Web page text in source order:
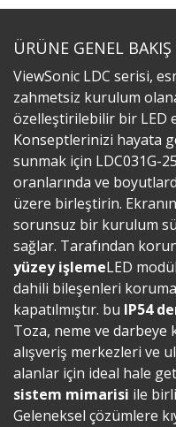
ÜRÜNE GENEL BAKIŞ
ViewSonic LDC serisi,
zahmetsiz kurulum
özelleştirilebilir bir LED
Konseptlerinizi hayata
sunmak için LDC031G-
oranlarında ve
üzere birleştirin.
sorunsuz bir kurulum
sağlar. Tarafından
yüzey işlemeLED
dahili bileşenleri
kapatılmıştır. bu IP54
Toza, neme ve darbeye
alışveriş merkezleri ve
alanlar için ideal hale
sistem mimarisi ile
Geleneksel çözümlere